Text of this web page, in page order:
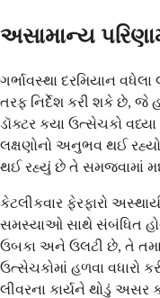
અસામાન્ય
ગર્ભાવસ્થા દરમિયાન
તરફ નિર્દેશ કરી શકે છે, જે
ડૉક્ટર કયા ઉત્સેચકો
લક્ષણોનો અનુભવ થઈ
થઈ રહ્યું છે તે સમજવામાં
કેટલીકવાર ફેરફારો
સમસ્યાઓ સાથે સંબંધિત
ઉબકા અને ઉલટી છે, તે
ઉત્સેચકોમાં હળવા વધારો
લીવરના કાર્યને થોડું